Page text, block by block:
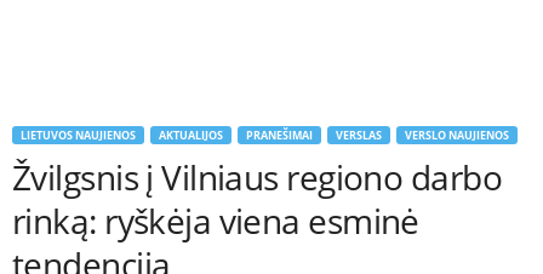
LIETUVOS NAUJIENOS AKTUALIJOS PRANEŠIMAI VERSLAS VERSLO NAUJIENOS
Žvilgsnis į Vilniaus regiono darbo
rinką: ryškėja viena esminė
tendencija